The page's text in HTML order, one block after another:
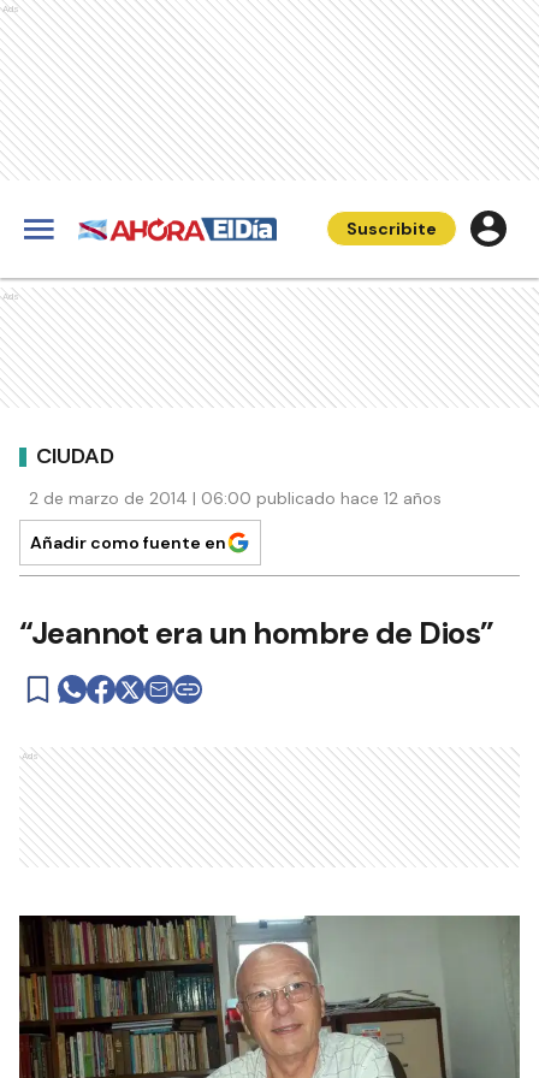
Ads
Suscribite
Ads
CIUDAD
2 de marzo de 2014 | 06:00 publicado hace 12 años
Añadir como fuente en
“Jeannot era un hombre de Dios”
Ads